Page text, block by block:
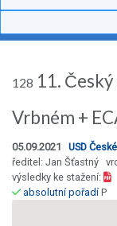
128 11.
Vrbném +
05.09.2021 USD
ředitel: Jan Šťastný
výsledky ke stažení:
absolutní pořadíP